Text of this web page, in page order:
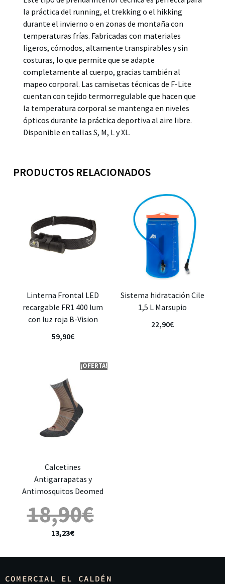
la práctica del running, el trekking o el hikking
durante el invierno o en zonas de montaña con
temperaturas frías. Fabricadas con materiales
ligeros, cómodos, altamente transpirables y sin
costuras, lo que permite que se adapte
completamente al cuerpo, gracias también al
mapeo corporal. Las camisetas técnicas de F-Lite
cuentan con tejido termorregulable que hacen que
la temperatura corporal se mantenga en niveles
ópticos durante la práctica deportiva al aire libre.
Disponible en tallas S, M, L y XL.
PRODUCTOS RELACIONADOS
Linterna Frontal LED
recargable FR1 400 lum
con luz roja B-Vision
59,90€
Sistema hidratación Cile
1,5 L Marsupio
22,90€
¡OFERTA!
Calcetines
Antigarrapatas y
Antimosquitos Deomed
18,90€
13,23€
COMERCIAL EL CALDÉN